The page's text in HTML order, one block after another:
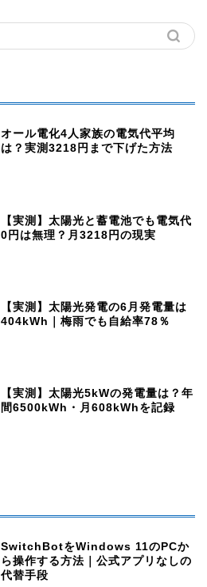
オール電化4人家族の電気代平均
は？実測3218円まで下げた方法
【実測】太陽光と蓄電池でも電気代
0円は無理？月3218円の現実
【実測】太陽光発電の6月発電量は
404kWh｜梅雨でも自給率78％
【実測】太陽光5kWの発電量は？年
間6500kWh・月608kWhを記録
SwitchBotをWindows 11のPCか
ら操作する方法｜公式アプリなしの
代替手段